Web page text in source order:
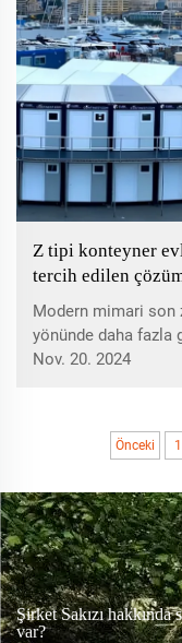
Z tipi konteyner
tercih edilen
Modern mimari son
yönünde daha fazla
gemisi
Nov. 20. 2024
Önceki 1
Şirket Sakızı hakkında
var?